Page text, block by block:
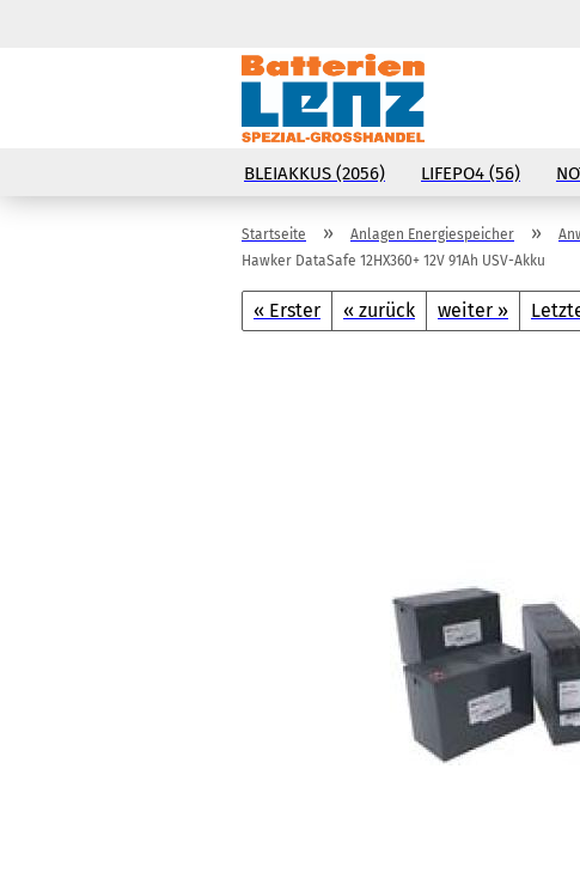
BLEIAKKUS (2056) LIFEPO4 (56)
Startseite » Anlagen Energiespeicher »
Hawker DataSafe 12HX360+ 12V 91Ah USV-Akku
« Erster « zurück weiter »